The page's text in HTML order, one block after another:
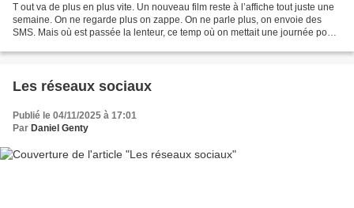
T out va de plus en plus vite. Un nouveau film reste à l’affiche tout juste une
semaine. On ne regarde plus on zappe. On ne parle plus, on envoie des
SMS. Mais où est passée la lenteur, ce temp où on mettait une journée pour
Les réseaux sociaux
Publié le 04/11/2025 à 17:01
Par Daniel Genty